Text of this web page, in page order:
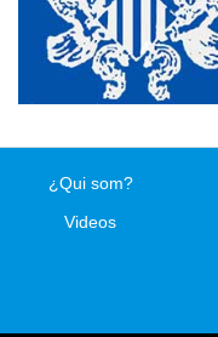
¿Qui som?
Videos